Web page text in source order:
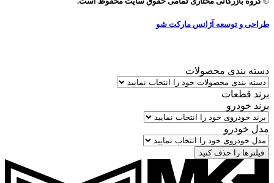
طراحی و توسعه آژانس مارکت شو
دسته بندی محصولات
برند قطعات
برند خودرو
مدل خودرو
فیلترها را حذف کنید